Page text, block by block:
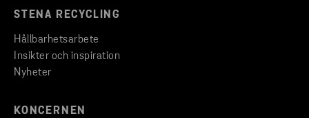
STENA RECYCLING
Hållbarhetsarbete
Insikter och inspiration
Nyheter
KONCERNEN